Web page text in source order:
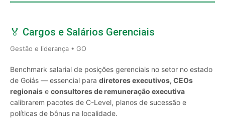
🏅 Cargos e Salários Gerenciais
Gestão e liderança • GO
Benchmark salarial de posições gerenciais no setor no estado
de Goiás — essencial para diretores executivos, CEOs
regionais e consultores de remuneração executiva
calibrarem pacotes de C-Level, planos de sucessão e
políticas de bônus na localidade.